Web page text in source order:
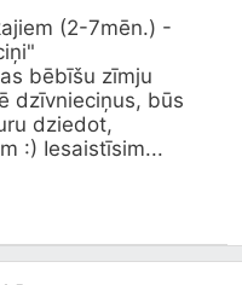
(2-7mēn.) -
bēbīšu zīmju
dzīvnieciņus, būs
dziedot,
:) Iesaistīsim...